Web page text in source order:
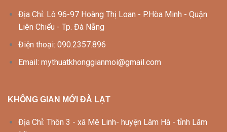
Địa Chỉ: Lô 96-97 Hoàng Thị Loan - P.Hòa Minh - Quận
Liên Chiểu - Tp. Đà Nẵng
Điện thoại: 090.2357.896
Email: mythuatkhonggianmoi@gmail.com
KHÔNG GIAN MỚI ĐÀ LẠT
Địa Chỉ: Thôn 3 - xã Mê Linh- huyện Lâm Hà - tỉnh Lâm